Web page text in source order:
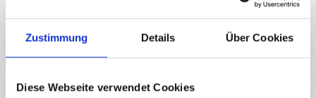
Zustimmung Details Über Cookies
Diese Webseite verwendet Cookies
Gewicht:
0.007 kg
Beschreibung